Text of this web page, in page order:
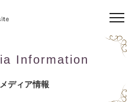
Information
ディア情報